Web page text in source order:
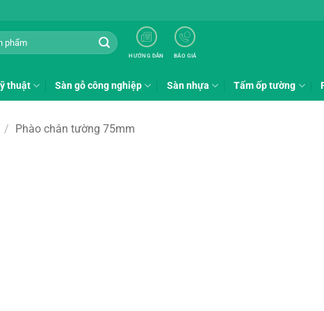
HƯỚNG DẪN BÁO GIÁ
thuật Sàn gỗ công nghiệp Sàn nhựa Tấm ốp tường
/ Phào chân tường 75mm